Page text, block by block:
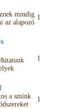
mindig
az alapozó
1
1
a smink
1